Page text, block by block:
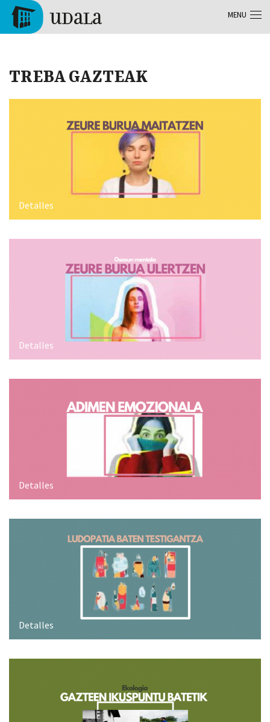
Skip to main content
TREBA GAZTEAK
Detalles
Detalles
Detalles
Detalles
MENU